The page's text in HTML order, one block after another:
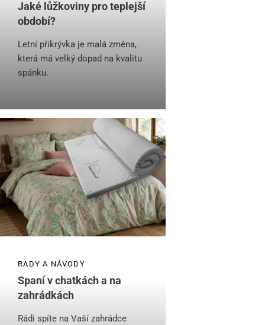
Jaké lůžkoviny pro teplejší
období?
Letní přikrývka je malá změna,
která má velký dopad na kvalitu
spánku.
RADY A NÁVODY
Spaní v chatkách a na
zahrádkách
Rádi spíte na Vaší zahrádce